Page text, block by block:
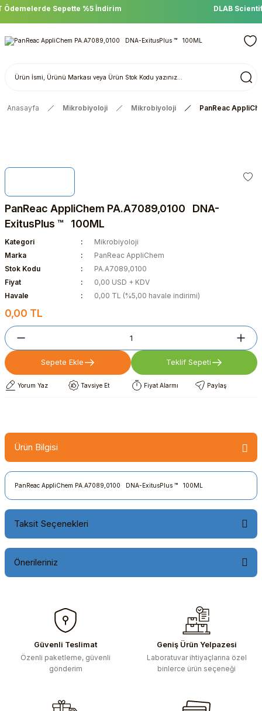
DLAB Scientific Ürünlerinde Sepette %15 İndirim
Anasayfa Mikrobiyoloji Mikrobiyoloji PanReac
PanReac AppliChem PA.A7089,0100 DNA-
ExitusPlus ™ 100ML
Kategori
Mikrobiyoloji
Marka
PanReac AppliChem
Stok Kodu
PA.A7089,0100
Fiyat
0,00 USD + KDV
Havale
0,00 TL (%5,00 havale indirimi)
0,00 TL
Sepete Ekle Teklif Sepeti
Yorum Yaz Tavsiye Et Fiyat Alarmı Paylaş
Ürün Bilgisi
PanReac AppliChem PA.A7089,0100 DNA-ExitusPlus ™ 100ML
Taksit Seçenekleri
Önerileriniz
konularda yetersiz gördüğünüz noktaları öneri formunu
kullanarak tarafımıza iletebilirsiniz.
Görüş ve önerileriniz için teşekkür ederiz.
Ürün resmi kalitesiz, bozuk veya görüntülenemiyor.
Güvenli Teslimat
Özenli paketleme, güvenli
gönderim
Geniş Ürün Yelpazesi
Laboratuvar ihtiyaçlarına özel
binlerce ürün seçeneği